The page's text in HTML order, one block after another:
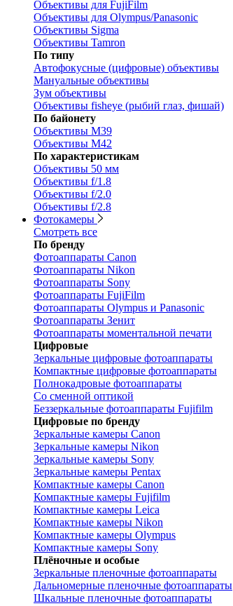
Объективы для FujiFilm
Объективы для Olympus/Panasonic
Объективы Sigma
Объективы Tamron
По типу
Автофокусные (цифровые) объективы
Мануальные объективы
Зум объективы
Объективы fisheye (рыбий глаз, фишай)
По байонету
Объективы M39
Объективы M42
По характеристикам
Объективы 50 мм
Объективы f/1.8
Объективы f/2.0
Объективы f/2.8
Фотокамеры
Смотреть все
По бренду
Фотоаппараты Canon
Фотоаппараты Nikon
Фотоаппараты Sony
Фотоаппараты FujiFilm
Фотоаппараты Olympus и Panasonic
Фотоаппараты Зенит
Фотоаппараты моментальной печати
Цифровые
Зеркальные цифровые фотоаппараты
Компактные цифровые фотоаппараты
Полнокадровые фотоаппараты
Со сменной оптикой
Беззеркальные фотоаппараты Fujifilm
Цифровые по бренду
Зеркальные камеры Canon
Зеркальные камеры Nikon
Зеркальные камеры Sony
Зеркальные камеры Pentax
Компактные камеры Canon
Компактные камеры Fujifilm
Компактные камеры Leica
Компактные камеры Nikon
Компактные камеры Olympus
Компактные камеры Sony
Плёночные и особые
Зеркальные пленочные фотоаппараты
Дальномерные пленочные фотоаппараты
Шкальные пленочные фотоаппараты